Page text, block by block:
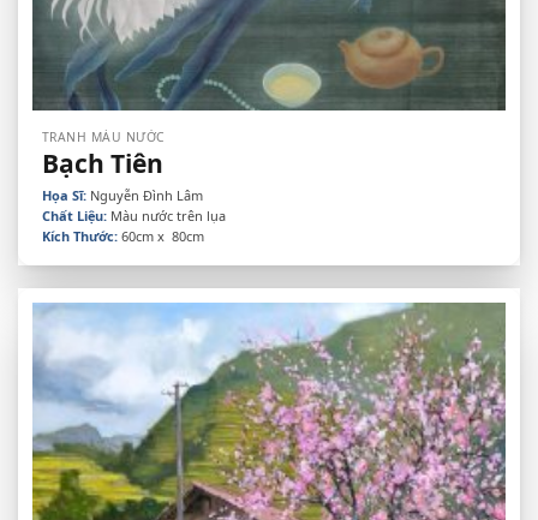
TRANH MÀU NƯỚC
Bạch Tiên
Họa Sĩ: Nguyễn Đình Lâm
Chất Liệu: Màu nước trên lụa
Kích Thước: 60cm x 80cm